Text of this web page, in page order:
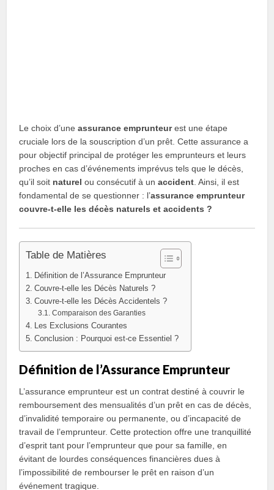
Le choix d’uneassurance emprunteurest une étape
cruciale lors de la souscription d’un prêt. Cette assurance a
pour objectif principal de protéger les emprunteurs et leurs
proches en cas d’événements imprévus tels que le décès,
qu’il soit naturel ou consécutif à unaccident . Ainsi, il est
fondamental de se questionner : l’assurance emprunteur
couvre-t-elle les décès naturels et accidents ?
Table de Matières
Définition de l’Assurance Emprunteur
Couvre-t-elle les Décès Naturels ?
Couvre-t-elle les Décès Accidentels ?
Comparaison des Garanties
Les Exclusions Courantes
Conclusion : Pourquoi est-ce Essentiel ?
Définition de l’Assurance Emprunteur
L’assurance emprunteur est un contrat destiné à couvrir le
remboursement des mensualités d’un prêt en cas de décès,
d’invalidité temporaire ou permanente, ou d’incapacité de
travail de l’emprunteur. Cette protection offre une tranquillité
d’esprit tant pour l’emprunteur que pour sa famille, en
évitant de lourdes conséquences financières dues à
l’impossibilité de rembourser le prêt en raison d’un
événement tragique.